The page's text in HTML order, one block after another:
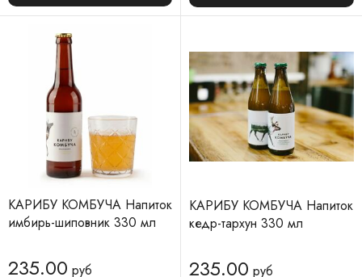
КАРИБУ КОМБУЧА Напиток
имбирь-шиповник 330 мл
235.00 руб
КАРИБУ КОМБУЧА Напиток
кедр-тархун 330 мл
235.00 руб